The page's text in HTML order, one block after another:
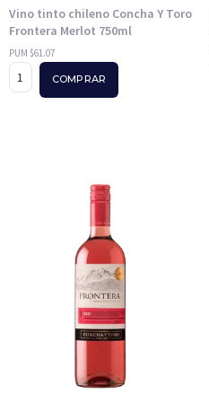
Vino tinto chileno Concha Y Toro
Frontera Merlot 750ml
PUM $61.07
COMPRAR